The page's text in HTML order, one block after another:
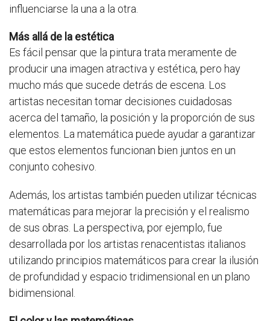
influenciarse la una a la otra.
Más allá de la estética
Es fácil pensar que la pintura trata meramente de
producir una imagen atractiva y estética, pero hay
mucho más que sucede detrás de escena. Los
artistas necesitan tomar decisiones cuidadosas
acerca del tamaño, la posición y la proporción de sus
elementos. La matemática puede ayudar a garantizar
que estos elementos funcionan bien juntos en un
conjunto cohesivo.
Además, los artistas también pueden utilizar técnicas
matemáticas para mejorar la precisión y el realismo
de sus obras. La perspectiva, por ejemplo, fue
desarrollada por los artistas renacentistas italianos
utilizando principios matemáticos para crear la ilusión
de profundidad y espacio tridimensional en un plano
bidimensional.